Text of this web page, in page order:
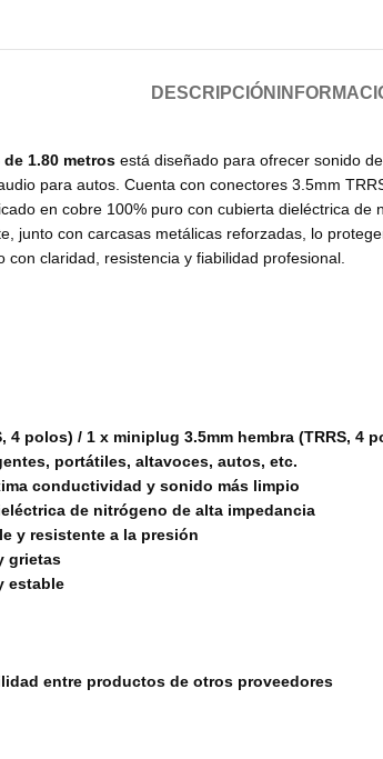
DESCRIPCIÓN
1.80 metros está diseñado para ofrecer sonido
para autos. Cuenta con conectores 3.5mm
en cobre 100% puro con cubierta dieléctrica
junto con carcasas metálicas reforzadas, lo
claridad, resistencia y fiabilidad profesional.
polos) / 1 x miniplug 3.5mm hembra (TRRS, 4
portátiles, altavoces, autos, etc.
conductividad y sonido más limpio
de nitrógeno de alta impedancia
y resistente a la presión
grietas
estable
entre productos de otros proveedores